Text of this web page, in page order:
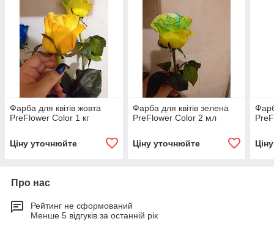
Фарба для квітів жовта
PreFlower Color 1 кг
Ціну уточнюйте
Фарба для квітів зелена
PreFlower Color 2 мл
Ціну уточнюйте
Про нас
Рейтинг не сформований
Менше 5 відгуків за останній рік